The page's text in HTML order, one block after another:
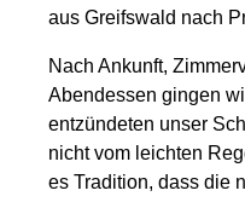
aus Greifswald nach
Nach Ankunft,
Abendessen gingen
entzündeten unser
nicht vom leichten
es Tradition, dass die